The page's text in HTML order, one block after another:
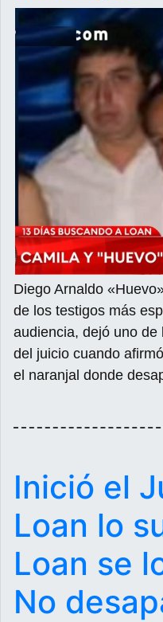
Diego Arnaldo
de los testigos más
audiencia, dejó uno
del juicio cuando
el naranjal donde
Inició el
Loan lo
Loan se
No